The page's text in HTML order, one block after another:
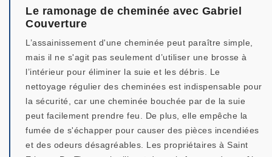
Le ramonage de cheminée avec Gabriel
Couverture
L’assainissement d'une cheminée peut paraître simple,
mais il ne s'agit pas seulement d’utiliser une brosse à
l’intérieur pour éliminer la suie et les débris. Le
nettoyage régulier des cheminées est indispensable pour
la sécurité, car une cheminée bouchée par de la suie
peut facilement prendre feu. De plus, elle empêche la
fumée de s'échapper pour causer des pièces incendiées
et des odeurs désagréables. Les propriétaires à Saint